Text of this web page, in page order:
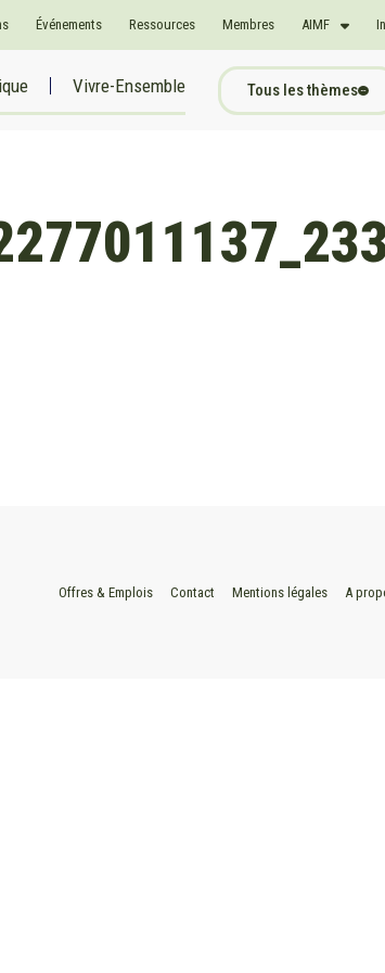
Événements Ressources Membres AIMF
Vivre-Ensemble Tous les thèmes
Offres & Emplois Contact Mentions légales A